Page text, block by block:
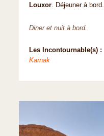
Louxor. Déjeuner à bord.
Diner et nuit à bord.
Les Incontournable(s) :
Karnak